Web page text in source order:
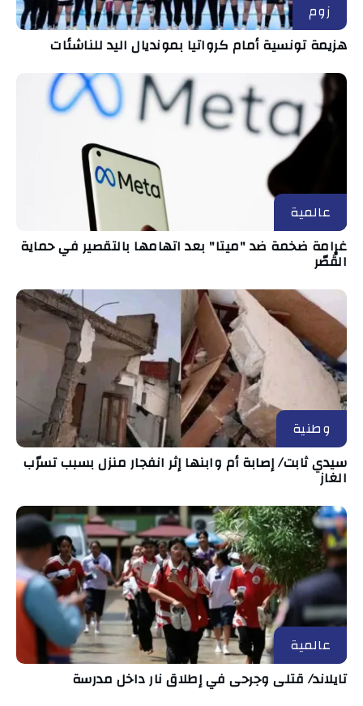
زوم
هزيمة تونسية أمام كرواتيا بمونديال اليد للناشئات
عالمية
غرامة ضخمة ضد "ميتا" بعد اتهامها بالتقصير في حماية
القُصّر
وطنية
سيدي ثابت/ إصابة أم وابنها إثر انفجار منزل بسبب تسرّب
الغاز
عالمية
تايلاند/ قتلى وجرحى في إطلاق نار داخل مدرسة